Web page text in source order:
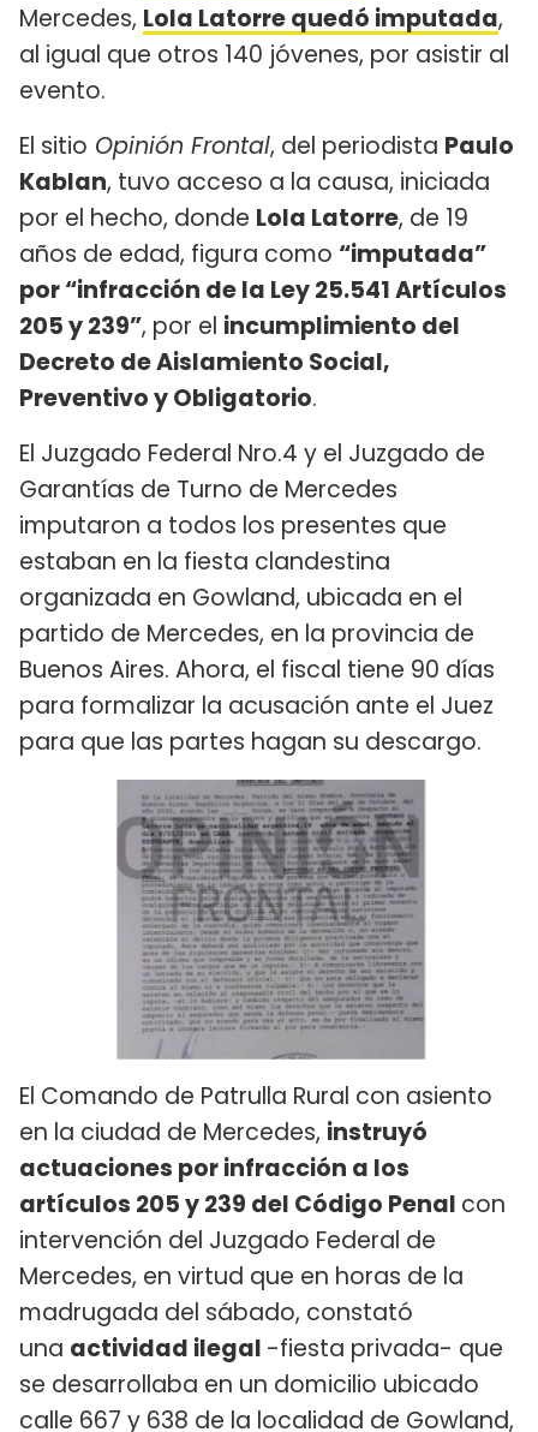
Mercedes, Lola Latorre quedó imputada,
al igual que otros 140 jóvenes, por asistir al
evento.
El sitio Opinión Frontal, del periodista Paulo
Kablan, tuvo acceso a la causa, iniciada
por el hecho, donde Lola Latorre, de 19
años de edad, figura como “imputada”
por “infracción de la Ley 25.541 Artículos
205 y 239”, por el incumplimiento del
Decreto de Aislamiento Social,
Preventivo y Obligatorio.
El Juzgado Federal Nro.4 y el Juzgado de
Garantías de Turno de Mercedes
imputaron a todos los presentes que
estaban en la fiesta clandestina
organizada en Gowland, ubicada en el
partido de Mercedes, en la provincia de
Buenos Aires. Ahora, el fiscal tiene 90 días
para formalizar la acusación ante el Juez
para que las partes hagan su descargo.
El Comando de Patrulla Rural con asiento
en la ciudad de Mercedes, instruyó
actuaciones por infracción a los
artículos 205 y 239 del Código Penal con
intervención del Juzgado Federal de
Mercedes, en virtud que en horas de la
madrugada del sábado, constató
una actividad ilegal -fiesta privada- que
se desarrollaba en un domicilio ubicado
calle 667 y 638 de la localidad de Gowland,